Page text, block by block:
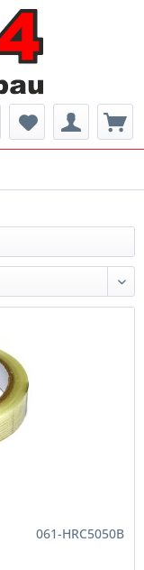
061-HRC5050B